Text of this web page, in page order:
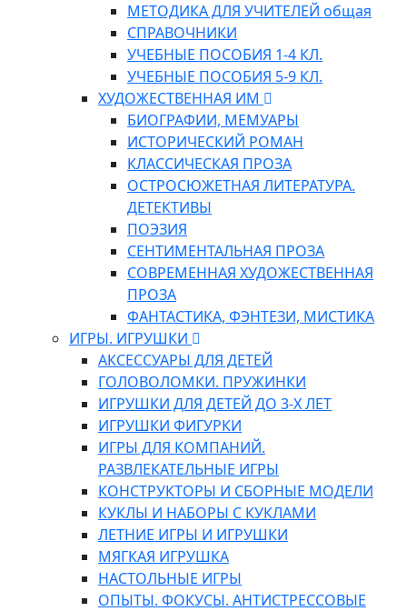
МЕТОДИКА ДЛЯ УЧИТЕЛЕЙ общая
СПРАВОЧНИКИ
УЧЕБНЫЕ ПОСОБИЯ 1-4 КЛ.
УЧЕБНЫЕ ПОСОБИЯ 5-9 КЛ.
ХУДОЖЕСТВЕННАЯ ИМ
БИОГРАФИИ, МЕМУАРЫ
ИСТОРИЧЕСКИЙ РОМАН
КЛАССИЧЕСКАЯ ПРОЗА
ОСТРОСЮЖЕТНАЯ ЛИТЕРАТУРА.
ДЕТЕКТИВЫ
ПОЭЗИЯ
СЕНТИМЕНТАЛЬНАЯ ПРОЗА
СОВРЕМЕННАЯ ХУДОЖЕСТВЕННАЯ
ПРОЗА
ФАНТАСТИКА, ФЭНТЕЗИ, МИСТИКА
ИГРЫ. ИГРУШКИ
АКСЕССУАРЫ ДЛЯ ДЕТЕЙ
ГОЛОВОЛОМКИ. ПРУЖИНКИ
ИГРУШКИ ДЛЯ ДЕТЕЙ ДО 3-Х ЛЕТ
ИГРУШКИ ФИГУРКИ
ИГРЫ ДЛЯ КОМПАНИЙ.
РАЗВЛЕКАТЕЛЬНЫЕ ИГРЫ
КОНСТРУКТОРЫ И СБОРНЫЕ МОДЕЛИ
КУКЛЫ И НАБОРЫ С КУКЛАМИ
ЛЕТНИЕ ИГРЫ И ИГРУШКИ
МЯГКАЯ ИГРУШКА
НАСТОЛЬНЫЕ ИГРЫ
ОПЫТЫ. ФОКУСЫ. АНТИСТРЕССОВЫЕ